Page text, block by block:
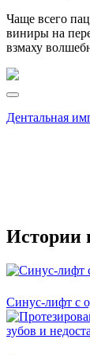
Чаще всего
виниры на
взмаху
Дентальная
Истории
Синус-лифт с